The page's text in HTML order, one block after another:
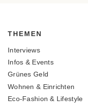
THEMEN
Interviews
Infos & Events
Grünes Geld
Wohnen & Einrichten
Eco-Fashion & Lifestyle